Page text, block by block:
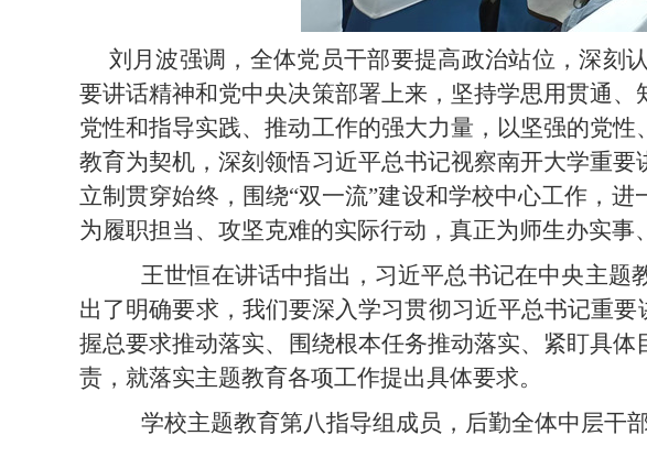
刘月波强调，全体党员干部要提高政治站位，深刻
要讲话精神和党中央决策部署上来，坚持学思用贯通
党性和指导实践、推动工作的强大力量，以坚强的党
教育为契机，深刻领悟习近平总书记视察南开大学重
立制贯穿始终，围绕“双一流”建设和学校中心工作，
为履职担当、攻坚克难的实际行动，真正为师生办实事
王世恒在讲话中指出 ， 习近平总书记在中央主题
出了明确要求， 我们要深入学习贯彻习近平总书记重
握总要求推动落实、 围绕根本任务推动落实、 紧盯具体
责，就落实主题教育各项工作提出具体要求。
学校主题教育第八指导组成员，后勤全体中层干